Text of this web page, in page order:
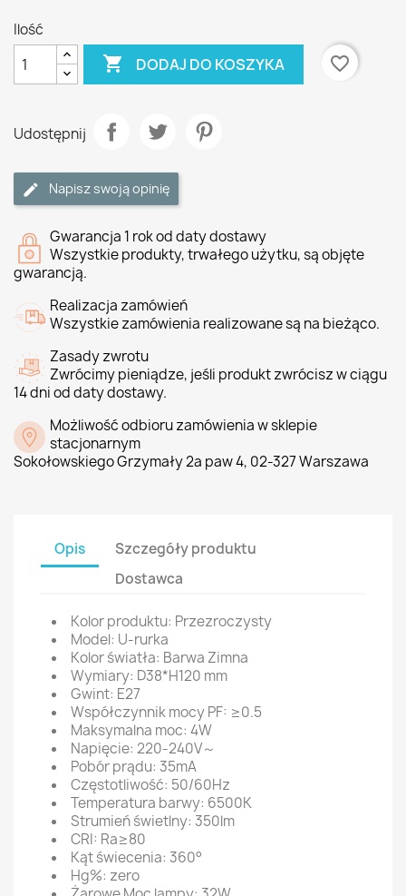
Ilość
 DODAJ DO KOSZYKA favorite_border
Udostępnij
Napisz swoją opinię
Gwarancja 1 rok od daty dostawy
Wszystkie produkty, trwałego użytku, są objęte
gwarancją.
Realizacja zamówień
Wszystkie zamówienia realizowane są na bieżąco.
Zasady zwrotu
Zwrócimy pieniądze, jeśli produkt zwrócisz w ciągu
14 dni od daty dostawy.
Możliwość odbioru zamówienia w sklepie
stacjonarnym
Sokołowskiego Grzymały 2a paw 4, 02-327 Warszawa
Opis
Szczegóły produktu
Dostawca
Kolor produktu: Przezroczysty
Model: U-rurka
Kolor światła: Barwa Zimna
Wymiary: D38*H120 mm
Gwint: E27
Współczynnik mocy PF: ≥0.5
Maksymalna moc: 4W
Napięcie: 220-240V～
Pobór prądu: 35mA
Częstotliwość: 50/60Hz
Temperatura barwy: 6500K
Strumień świetlny: 350lm
CRI: Ra≥80
Kąt świecenia: 360°
Hg%: zero